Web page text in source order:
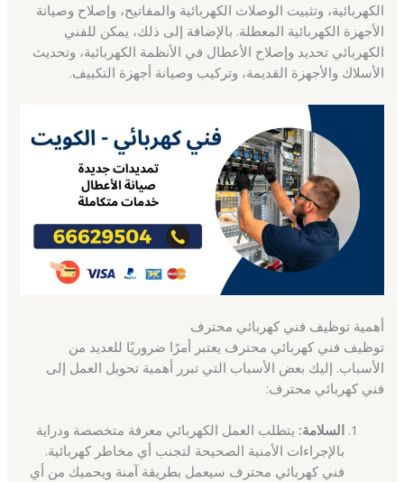
الكهربائية، وتثبيت الوصلات الكهربائية والمفاتيح، وإصلاح وصيانة
الأجهزة الكهربائية المعطلة. بالإضافة إلى ذلك، يمكن للفني
الكهربائي تحديد وإصلاح الأعطال في الأنظمة الكهربائية، وتحديث
الأسلاك والأجهزة القديمة، وتركيب وصيانة أجهزة التكييف.
أهمية توظيف فني كهربائي محترف
توظيف فني كهربائي محترف يعتبر أمرًا ضروريًا للعديد من
الأسباب. إليك بعض الأسباب التي تبرر أهمية تحويل العمل إلى
فني كهربائي محترف:
السلامة: يتطلب العمل الكهربائي معرفة متخصصة ودراية
بالإجراءات الأمنية الصحيحة لتجنب أي مخاطر كهربائية.
فني كهربائي محترف سيعمل بطريقة آمنة ويحميك من أي